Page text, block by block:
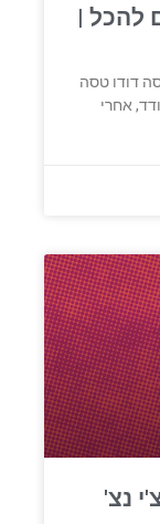
להכל |
דודו טסה
אחרי
נצ'